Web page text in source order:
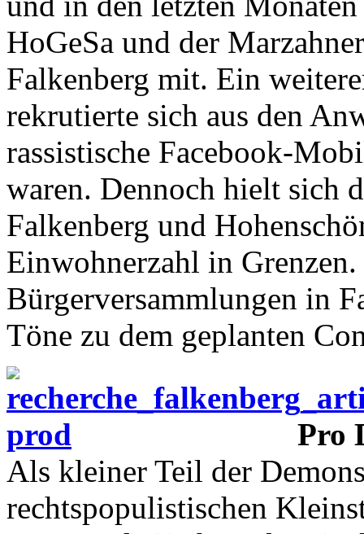
HoGeSa und der
Falkenberg mit. Ein
rekrutierte sich aus den
rassistische Facebook-
waren. Dennoch hielt sich
Falkenberg und
Einwohnerzahl in
Bürgerversammlungen in
Töne zu dem geplanten
Pro
Als kleiner Teil der
rechtspopulistischen